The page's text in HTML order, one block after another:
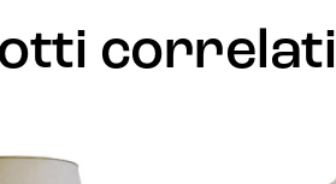
correlati